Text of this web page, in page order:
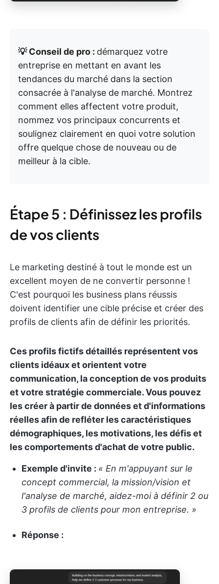
💡 Conseil de pro : démarquez votre
entreprise en mettant en avant les
tendances du marché dans la section
consacrée à l'analyse de marché. Montrez
comment elles affectent votre produit,
nommez vos principaux concurrents et
soulignez clairement en quoi votre solution
offre quelque chose de nouveau ou de
meilleur à la cible.
Étape 5 : Définissez les profils
de vos clients
Le marketing destiné à tout le monde est un
excellent moyen de ne convertir personne !
C'est pourquoi les business plans réussis
doivent identifier une cible précise et créer des
profils de clients afin de définir les priorités.
Ces profils fictifs détaillés représentent vos
clients idéaux et orientent votre
communication, la conception de vos produits
et votre stratégie commerciale. Vous pouvez
les créer à partir de données et d'informations
réelles afin de refléter les caractéristiques
démographiques, les motivations, les défis et
les comportements d'achat de votre public.
Exemple d'invite : « En m'appuyant sur le
concept commercial, la mission/vision et
l'analyse de marché, aidez-moi à définir 2 ou
3 profils de clients pour mon entreprise. »
Réponse :